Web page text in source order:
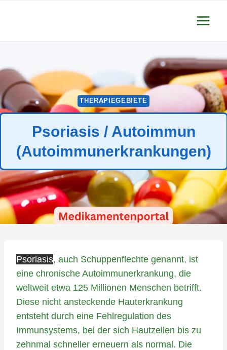
THERAPIEGEBIETE
Psoriasis / Autoimmun
(Autoimmunerkrankungen)
Psoriasis, auch Schuppenflechte genannt, ist
eine chronische Autoimmunerkrankung, die
weltweit etwa 125 Millionen Menschen betrifft.
Diese nicht ansteckende Hauterkrankung
entsteht durch eine Fehlregulation des
Immunsystems, bei der sich Hautzellen bis zu
zehnmal schneller erneuern als normal. Die